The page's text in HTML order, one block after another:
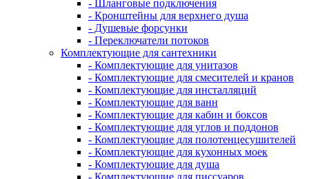
- Шланговые подключения
- Кронштейны для верхнего душа
- Душевые форсунки
- Переключатели потоков
Комплектующие для сантехники
- Комплектующие для унитазов
- Комплектующие для смесителей и кранов
- Комплектующие для инсталляций
- Комплектующие для ванн
- Комплектующие для кабин и боксов
- Комплектующие для углов и поддонов
- Комплектующие для полотенцесушителей
- Комплектующие для кухонных моек
- Комплектующие для душа
- Комплектующие для писсуаров